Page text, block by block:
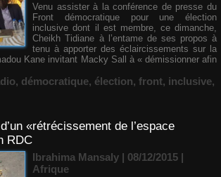
Venu assister à la conférence de presse du
Front démocratique pour une élection
inclusive dont il est membre, ce dimanche,
Cheikh Tidiane à l’entame de ses propos à
tenu à apporter des éclaircissements sur la
Kane invitant Macky Sall à « démissionner afin
, démocratique, élection, front, inclusive,
«rétrécissement de l’espace
RDC
Ibrahima Mansaly | 08/12/2015 |
Afrique